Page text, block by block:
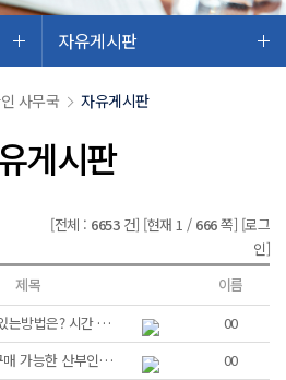
자유게시판
사무국 자유게시판
게시판
[전체 : 6653건] [현재 1 / 666쪽] [로그
인]
제목
이름
임신초기때낙태시킬수있는방법은? 시간 얼마...
00
당일임신중절 중절약 구매 가능한 산부인과...
00